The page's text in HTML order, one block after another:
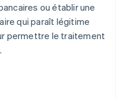
ou établir une
qui paraît légitime
permettre le traitement